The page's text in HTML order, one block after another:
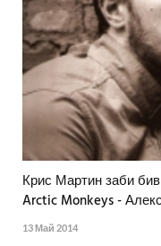
Крис Мартин заби
Arctic Monkeys -
13 Май 2014